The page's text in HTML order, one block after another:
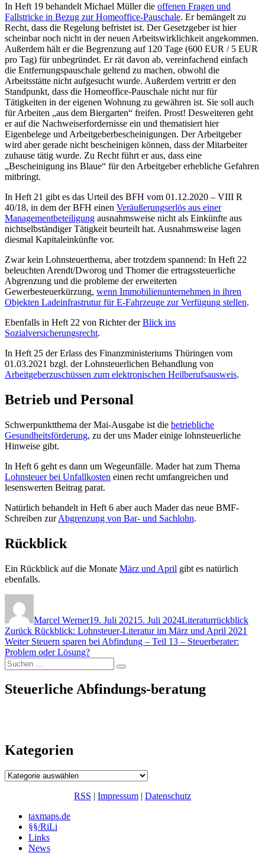
In Heft 19 behandelt Michael Müller die offenen Fragen und
Fallstricke in Bezug zur Homeoffice-Pauschale. Er bemängelt zu
Recht, dass die Regelung befristet ist. Der Gesetzgeber ist hier
scheinbar noch nicht in der neuen Arbeitswirklichkeit angekommen.
Außerdem hält er die Begrenzung auf 120 Tage (600 EUR / 5 EUR
pro Tag) für unbegründet. Er rät davon ab, vereinfachend einfach
die Entfernungspauschale geltend zu machen, obwohl die
Arbeitsstätte nicht aufgesucht wurde. Außerdem vertritt er den
Standpunkt, dass die Homeoffice-Pauschale nicht nur für
Tätigkeiten in der eigenen Wohnung zu gewähren ist. Sie soll auch
für Arbeiten „aus dem Biergarten“ freifen. Prost! Desweiteren geht
er auf die Nachweiserfordernisse ein und thematisiert hier
Eigenbelege und Arbeitgeberbescheinigungen. Der Arbeitgeber
wird aber gerade nicht bescheinigen können, dass der Mitarbeiter
zuhause tätig wurde. Zu Recht führt er aus, dass eine
„Bescheinigung ins Blaue“ für den Arbeitgeber erhebliche Gefahren
mitbringt.
In Heft 21 gibt es das Urteil des BFH vom 01.12.2020 – VIII R
40/18, in dem der BFH einen Veräußerungserlös aus einer
Managementbeteiligung ausnahmsweise nicht als Einkünfte aus
nichtselbständiger Tätigkeit beurteilt hat. Ausnahmsweise lagen
diesmal Kapitaleinkünfte vor.
Zwar kein Lohnsteuerthema, aber trotzdem spannend: In Heft 22
beleuchten Arendt/Dworog und Thomer die ertragssteuerliche
Abgrenzung und die probleme der erweiterten
Gewerbesteuerkürzung, wenn Immobilienunternehmen in ihren
Objekten Ladeinfrastrutur für E-Fahrzeuge zur Verfügung stellen.
Ebenfalls in Heft 22 von Richter derBlick ins
Sozialversicherungsrecht.
In Heft 25 der Erlass des Finanzministeriums Thüringen vom
01.03.2021 bzgl. der Lohnsteuerlichen Behandlung von
Arbeitgeberzuschüssen zum elektronischen Heilberufsausweis.
Betrieb und Personal
Schwerpunktthema der Mai-Ausgabe ist die betriebliche
Gesundheitsförderung, zu der uns Mader einige lohnsteuerliche
Hinweise gibt.
In Heft 6 geht es dann um Wegeunfälle. Mader hat zum Thema
Lohnsteuer bei Unfallkosten einen recht umfangreichen und
lesenswerten Beitrag parat.
Natürlich behandelt in Heft 6 aber auch Mader das neue BMF-
Schreiben zurAbgrenzung von Bar- und Sachlohn.
Rückblick
Ein Rückblick auf die Monate März und April gibt es natürlich
ebenfalls.
Marcel Werner19. Juli 2021 5. Juli 2024Literaturrückblick
Beitragsnavigation
Zurück Vorheriger
Beitrag:
Rückblick: Lohnsteuer-Literatur im März und April 2021
Weiter Nächster
Beitrag:
Steuern sparen bei Abfindung – Teil 13 – Steuerberater:
Problem oder Lösung?
Suchen
nach:
Suchen
Steuerliche Abfindungs-beratung
Kategorien
Kategorien
RSS | Impressum | Datenschutz
taxmaps.de
§§/RiLi
Links
News